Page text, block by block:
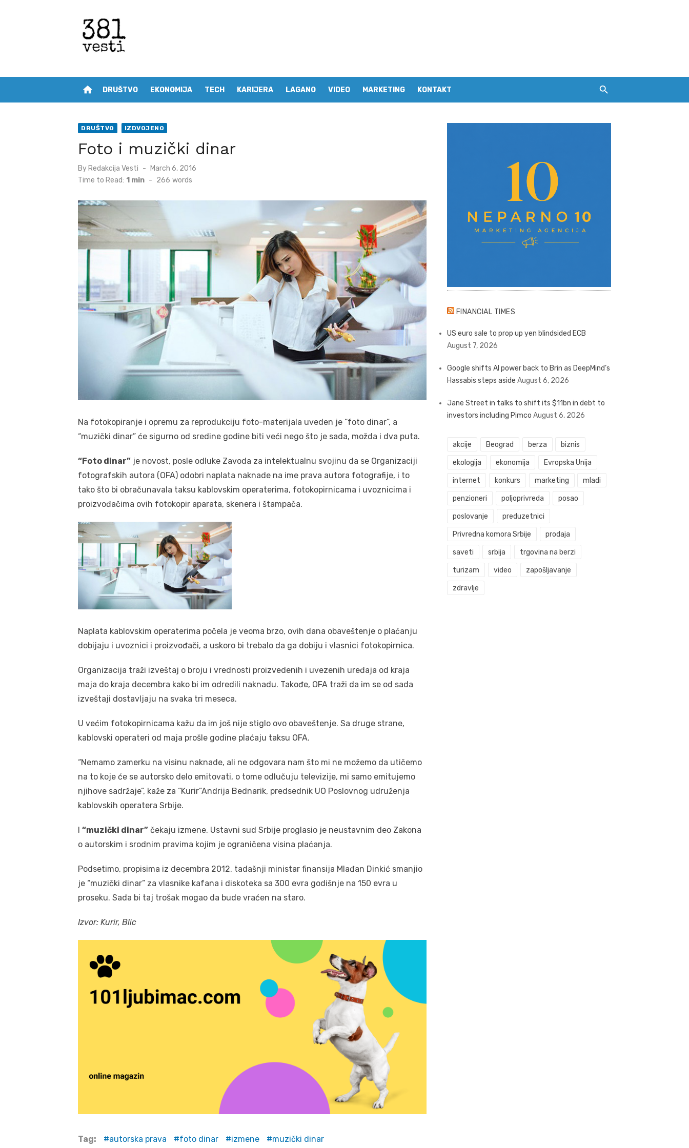
home DRUŠTVO EKONOMIJA TECH KARIJERA LAGANO VIDEO MARKETING KONTAKT
DRUŠTVO IZDVOJENO
Foto i muzički dinar
By Redakcija Vesti
Posted
on
March 6, 2016
Time to Read: 1 min - 266 words
Na fotokopiranje i opremu za reprodukciju foto-materijala uveden je “foto dinar”, a
“muzički dinar” će sigurno od sredine godine biti veći nego što je sada, možda i dva puta.
“Foto dinar” je novost, posle odluke Zavoda za intelektualnu svojinu da se Organizaciji
fotografskih autora (OFA) odobri naplata naknade na ime prava autora fotografije, i to
tako što bi obračunavala taksu kablovskim operaterima, fotokopirnicama i uvoznicima i
proizvođačima ovih fotokopir aparata, skenera i štampača.
Naplata kablovskim operaterima počela je veoma brzo, ovih dana obaveštenje o plaćanju
dobijaju i uvoznici i proizvođači, a uskoro bi trebalo da ga dobiju i vlasnici fotokopirnica.
Organizacija traži izveštaj o broju i vrednosti proizvedenih i uvezenih uređaja od kraja
maja do kraja decembra kako bi im odredili naknadu. Takođe, OFA traži da im se od sada
izveštaji dostavljaju na svaka tri meseca.
U većim fotokopirnicama kažu da im još nije stiglo ovo obaveštenje. Sa druge strane,
kablovski operateri od maja prošle godine plaćaju taksu OFA.
“Nemamo zamerku na visinu naknade, ali ne odgovara nam što mi ne možemo da utičemo
na to koje će se autorsko delo emitovati, o tome odlučuju televizije, mi samo emitujemo
njihove sadržaje”, kaže za “Kurir”Andrija Bednarik, predsednik UO Poslovnog udruženja
kablovskih operatera Srbije.
I “muzički dinar” čekaju izmene. Ustavni sud Srbije proglasio je neustavnim deo Zakona
o autorskim i srodnim pravima kojim je ograničena visina plaćanja.
Podsetimo, propisima iz decembra 2012. tadašnji ministar finansija Mlađan Dinkić smanjio
je “muzički dinar” za vlasnike kafana i diskoteka sa 300 evra godišnje na 150 evra u
proseku. Sada bi taj trošak mogao da bude vraćen na staro.
Izvor: Kurir, Blic
Tag: autorska prava foto dinar izmene muzički dinar
FINANCIAL TIMES
US euro sale to prop up yen blindsided ECB
August 7, 2026
Google shifts AI power back to Brin as DeepMind’s
Hassabis steps aside August 6, 2026
Jane Street in talks to shift its $11bn in debt to
investors including Pimco August 6, 2026
akcije Beograd berza biznis
ekologija ekonomija Evropska Unija
internet konkurs marketing mladi
penzioneri poljoprivreda posao
poslovanje preduzetnici
Privredna komora Srbije prodaja
saveti srbija trgovina na berzi
turizam video zapošljavanje
zdravlje